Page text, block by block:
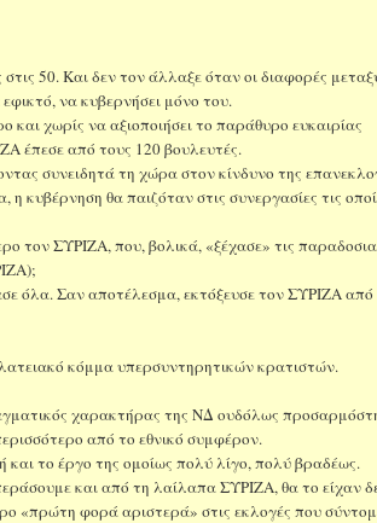
50. Και δεν τον άλλαξε όταν οι διαφορές
να κυβερνήσει μόνο του.
χωρίς να αξιοποιήσει το παράθυρο ευκαιρίας
έπεσε από τους 120 βουλευτές.
συνειδητά τη χώρα στον κίνδυνο της
θα παιζόταν στις συνεργασίες τις
τον ΣΥΡΙΖΑ, που, βολικά, «ξέχασε» τις
όλα. Σαν αποτέλεσμα, εκτόξευσε τον ΣΥΡΙΖΑ από
κόμμα υπερσυντηρητικών κρατιστών.
χαρακτήρας της ΝΔ ουδόλως
από το εθνικό συμφέρον.
και το έργο της ομοίως πολύ λίγο, πολύ βραδέως.
και από τη λαίλαπα ΣΥΡΙΖΑ, θα το είχαν
«πρώτη φορά αριστερά» στις εκλογές που